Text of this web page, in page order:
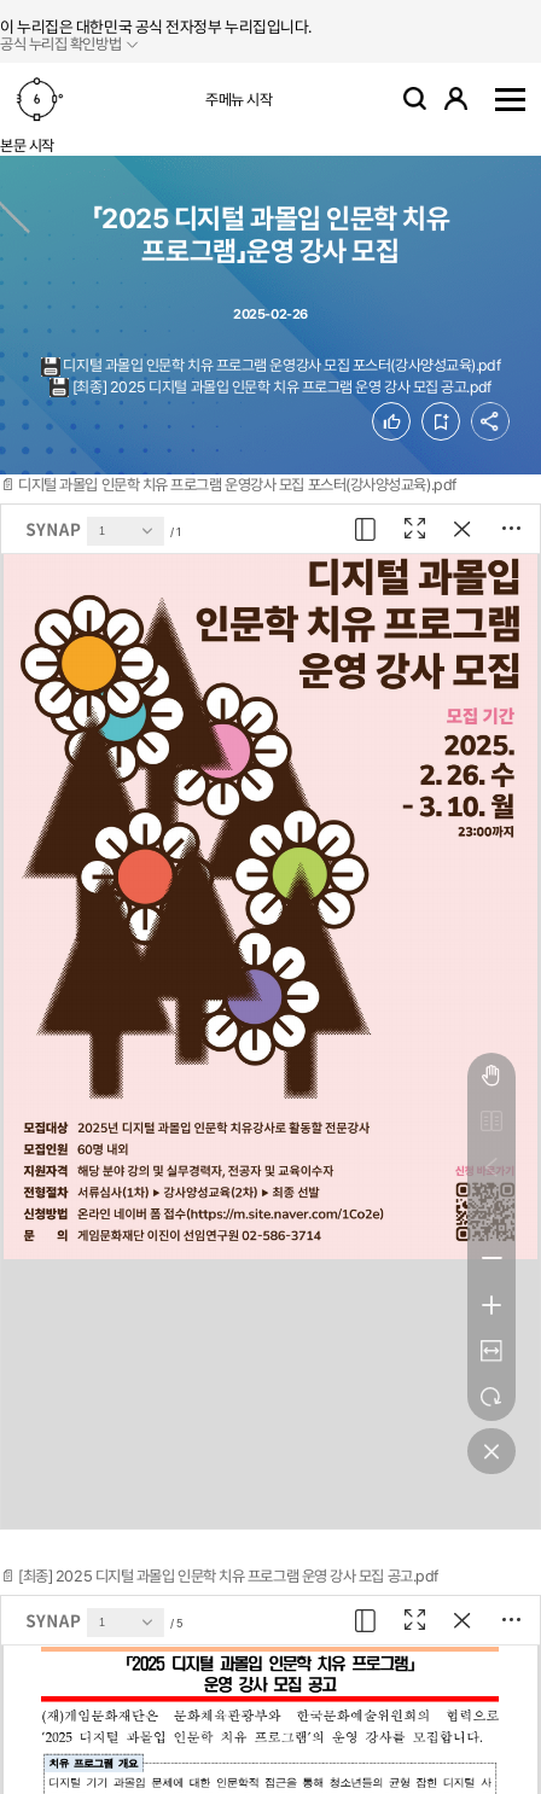
이 누리집은 대한민국 공식 전자정부 누리집입니다.
공식 누리집 확인방법
주메뉴 시작 검색 로그인
본문 시작
「2025 디지털 과몰입 인문학 치유
프로그램」운영 강사 모집
2025-02-26
좋아요 북마크
디지털 과몰입 인문학 치유 프로그램 운영강사 모집 포스터(강사양성교육).pdf
[최종] 2025 디지털 과몰입 인문학 치유 프로그램 운영 강사 모집 공고.pdf
📄 디지털 과몰입 인문학 치유 프로그램 운영강사 모집 포스터(강사양성교육).pdf
📄 [최종] 2025 디지털 과몰입 인문학 치유 프로그램 운영 강사 모집 공고.pdf